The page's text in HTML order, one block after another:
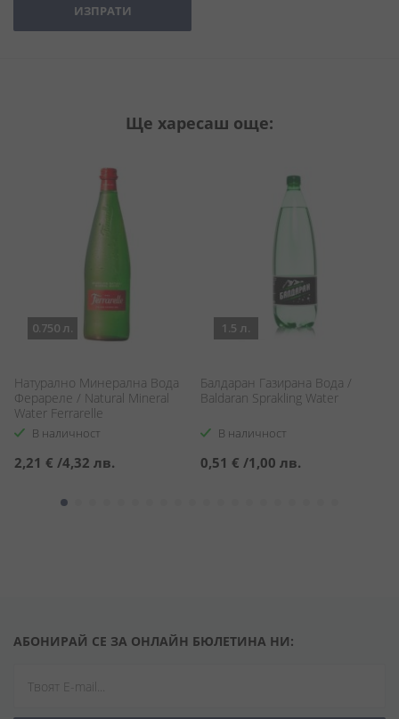
ИЗПРАТИ
Ще харесаш още:
0.750 л.
Натурално Минерална Вода
Ферареле / Natural Mineral
Water Ferrarelle
В наличност
2,21 € /4,32 лв.
1.5 л.
Балдаран Газирана Вода /
Baldaran Sprakling Water
В наличност
0,51 € /1,00 лв.
АБОНИРАЙ СЕ ЗА ОНЛАЙН БЮЛЕТИНА НИ: